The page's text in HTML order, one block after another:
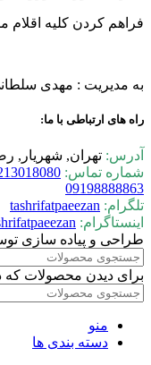
فراهم کردن کلیه اقلام
به مدیریت : مهدی
راه های ارتباطی با ما:
آدرس: تهران, شهریار,
شماره تماس: 0-9173111105
09198888863
تلگرام: tashrifatpaeezan
اینستاگرام:
طراحی و پیاده سازی
برای دیدن محصولات که
منو
دسته بندی ها